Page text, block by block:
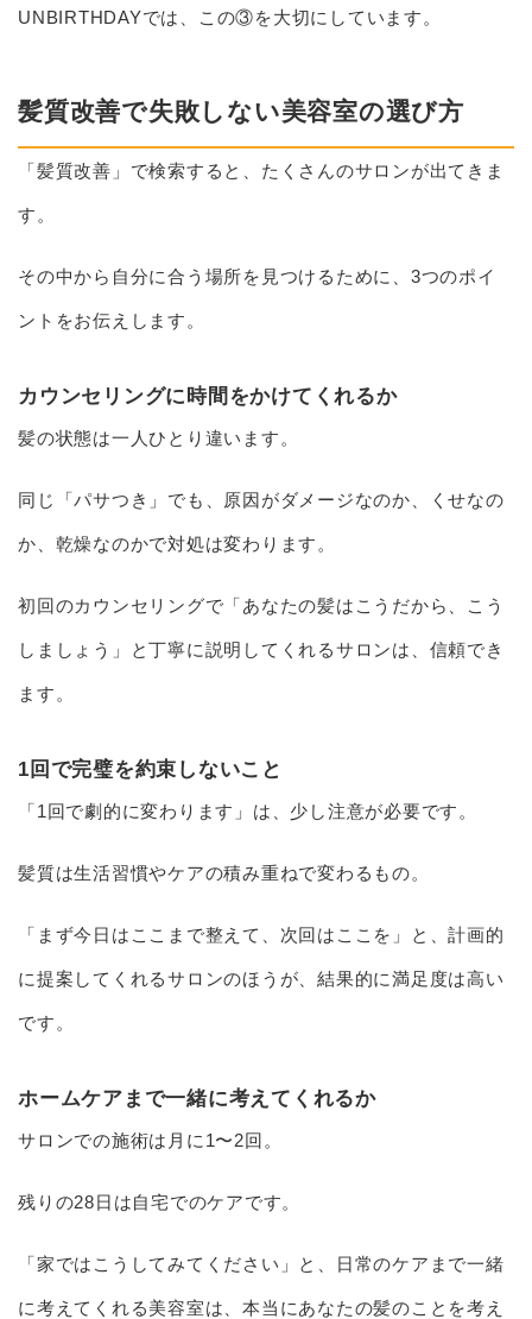
UNBIRTHDAYでは、この③を大切にしています。
髪質改善で失敗しない美容室の選び方
「髪質改善」で検索すると、たくさんのサロンが出てきま
す。
その中から自分に合う場所を見つけるために、3つのポイ
ントをお伝えします。
カウンセリングに時間をかけてくれるか
髪の状態は一人ひとり違います。
同じ「パサつき」でも、原因がダメージなのか、くせなの
か、乾燥なのかで対処は変わります。
初回のカウンセリングで「あなたの髪はこうだから、こう
しましょう」と丁寧に説明してくれるサロンは、信頼でき
ます。
1回で完璧を約束しないこと
「1回で劇的に変わります」は、少し注意が必要です。
髪質は生活習慣やケアの積み重ねで変わるもの。
「まず今日はここまで整えて、次回はここを」と、計画的
に提案してくれるサロンのほうが、結果的に満足度は高い
です。
ホームケアまで一緒に考えてくれるか
サロンでの施術は月に1〜2回。
残りの28日は自宅でのケアです。
「家ではこうしてみてください」と、日常のケアまで一緒
に考えてくれる美容室は、本当にあなたの髪のことを考え